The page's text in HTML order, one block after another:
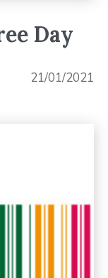
Day
21/01/2021